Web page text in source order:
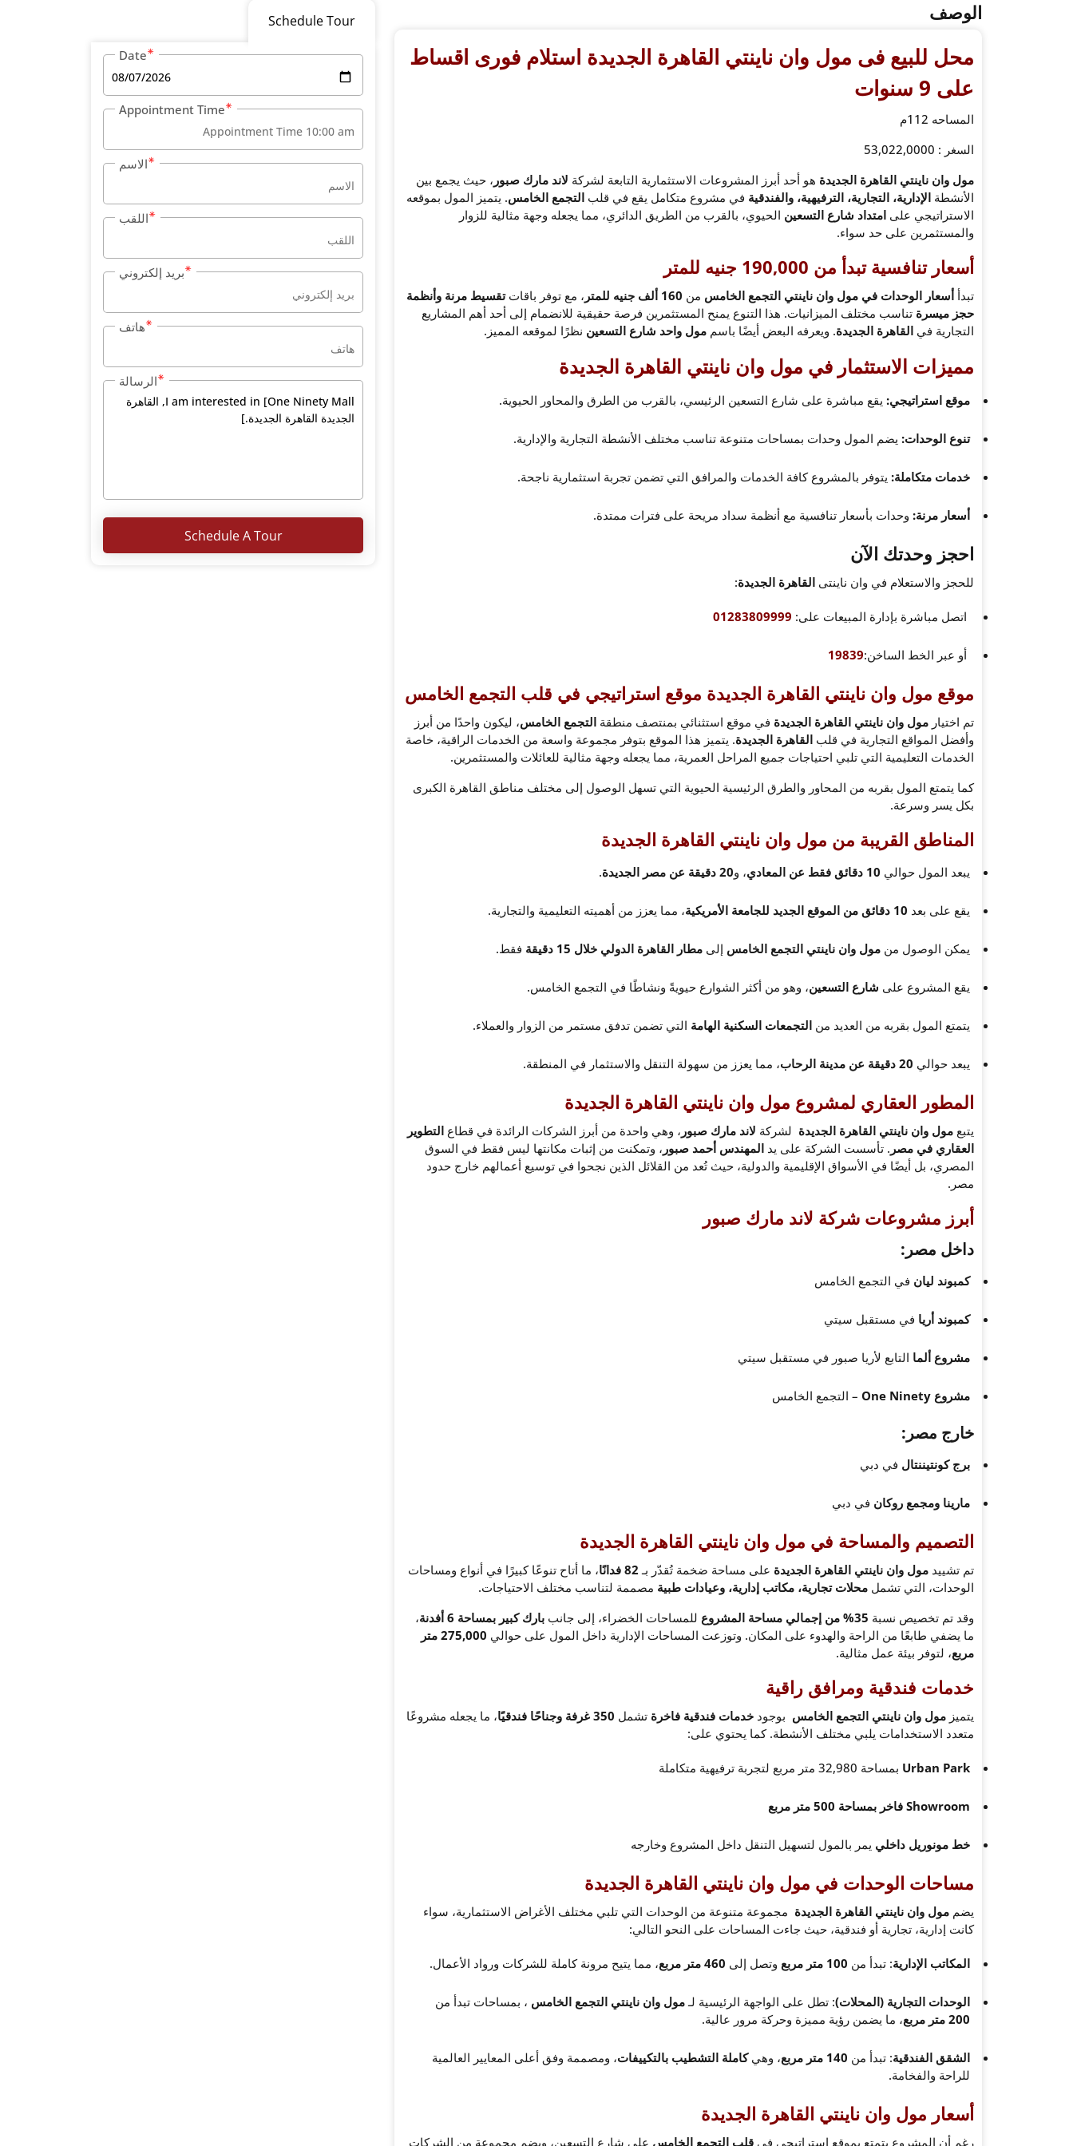
الوصف
محل للبيع فى مول وان ناينتي القاهرة الجديدة استلام فورى اقساط
على 9 سنوات
المساحه 112م
السغر : 53,022,0000
مول وان ناينتي القاهرة الجديدة هو أحد أبرز المشروعات الاستثمارية التابعة لشركة لاند مارك صبور ، حيث يجمع بين
الأنشطة الإدارية، التجارية، الترفيهية، والفندقية في مشروع متكامل يقع في قلب التجمع الخامس. يتميز المول بموقعه
الاستراتيجي على امتداد شارع التسعين الحيوي، بالقرب من الطريق الدائري، مما يجعله وجهة مثالية للزوار
والمستثمرين على حد سواء.
أسعار تنافسية تبدأ من 190,000 جنيه للمتر
تبدأ أسعار الوحدات في مول وان ناينتي التجمع الخامس من 160 ألف جنيه للمتر ، مع توفر باقاتتقسيط مرنة وأنظمة
حجز ميسرة تناسب مختلف الميزانيات. هذا التنوع يمنح المستثمرين فرصة حقيقية للانضمام إلى أحد أهم المشاريع
التجارية في القاهرة الجديدة. ويعرفه البعض أيضًا باسم مول واحد شارع التسعين نظرًا لموقعه المميز.
مميزات الاستثمار في مول وان ناينتي القاهرة الجديدة
موقع استراتيجي: يقع مباشرة على شارع التسعين الرئيسي، بالقرب من الطرق والمحاور الحيوية.
تنوع الوحدات: يضم المول وحدات بمساحات متنوعة تناسب مختلف الأنشطة التجارية والإدارية.
خدمات متكاملة: يتوفر بالمشروع كافة الخدمات والمرافق التي تضمن تجربة استثمارية ناجحة.
أسعار مرنة: وحدات بأسعار تنافسية مع أنظمة سداد مريحة على فترات ممتدة.
احجز وحدتك الآن
للحجز والاستعلام في وان ناينتى القاهرة الجديدة:
اتصل مباشرة بإدارة المبيعات على: 01283809999
أو عبر الخط الساخن:19839
موقع مول وان ناينتي القاهرة الجديدة موقع استراتيجي في قلب التجمع الخامس
تم اختيار مول وان ناينتي القاهرة الجديدة في موقع استثنائي بمنتصف منطقة التجمع الخامس، ليكون واحدًا من أبرز
وأفضل المواقع التجارية في قلب القاهرة الجديدة. يتميز هذا الموقع بتوفر مجموعة واسعة من الخدمات الراقية، خاصة
الخدمات التعليمية التي تلبي احتياجات جميع المراحل العمرية، مما يجعله وجهة مثالية للعائلات والمستثمرين.
كما يتمتع المول بقربه من المحاور والطرق الرئيسية الحيوية التي تسهل الوصول إلى مختلف مناطق القاهرة الكبرى
بكل يسر وسرعة.
المناطق القريبة من مول وان ناينتي القاهرة الجديدة
يبعد المول حوالي 10 دقائق فقط عن المعادي ، و20 دقيقة عن مصر الجديدة .
يقع على بعد 10 دقائق من الموقع الجديد للجامعة الأمريكية ، مما يعزز من أهميته التعليمية والتجارية.
يمكن الوصول من مول وان ناينتي التجمع الخامس إلى مطار القاهرة الدولي خلال 15 دقيقة فقط.
يقع المشروع على شارع التسعين، وهو من أكثر الشوارع حيويةً ونشاطًا في التجمع الخامس.
يتمتع المول بقربه من العديد من التجمعات السكنية الهامة التي تضمن تدفق مستمر من الزوار والعملاء.
يبعد حوالي 20 دقيقة عن مدينة الرحاب ، مما يعزز من سهولة التنقل والاستثمار في المنطقة.
المطور العقاري لمشروع مول وان ناينتي القاهرة الجديدة
يتبع مول وان ناينتي القاهرة الجديدة لشركة لاند مارك صبور ، وهي واحدة من أبرز الشركات الرائدة في قطاع التطوير
العقاري في مصر . تأسست الشركة على يد المهندس أحمد صبور ، وتمكنت من إثبات مكانتها ليس فقط في السوق
المصري، بل أيضًا في الأسواق الإقليمية والدولية، حيث تُعد من القلائل الذين نجحوا في توسيع أعمالهم خارج حدود
مصر.
أبرز مشروعات شركة لاند مارك صبور
داخل مصر:
كمبوند ليان في التجمع الخامس
كمبوند أريا في مستقبل سيتي
مشروع ألما التابع لأريا صبور في مستقبل سيتي
مشروع One Ninety – التجمع الخامس
خارج مصر:
برج كونتيننتال في دبي
مارينا ومجمع روكان في دبي
التصميم والمساحة في مول وان ناينتي القاهرة الجديدة
تم تشييد مول وان ناينتي القاهرة الجديدة على مساحة ضخمة تُقدّر بـ 82 فدانًا
، ما أتاح تنوعًا كبيرًا في أنواع ومساحات
الوحدات، التي تشمل محلات تجارية، مكاتب إدارية، وعيادات طبية مصممة لتناسب مختلف الاحتياجات.
وقد تم تخصيص نسبة 35% من إجمالي مساحة المشروع للمساحات الخضراء، إلى جانب بارك كبير بمساحة 6 أفدنة
،
ما يضفي طابعًا من الراحة والهدوء على المكان. وتوزعت المساحات الإدارية داخل المول على حوالي
275,000 متر
مربع، لتوفر بيئة عمل مثالية.
خدمات فندقية ومرافق راقية
يتميز مول وان ناينتي التجمع الخامس بوجود خدمات فندقية فاخرة تشمل 350 غرفة وجناحًا فندقيًا
، ما يجعله مشروعًا
متعدد الاستخدامات يلبي مختلف الأنشطة. كما يحتوي على:
Urban Park بمساحة 32,980 متر مربع لتجربة ترفيهية متكاملة
Showroom فاخر بمساحة 500 متر مربع
خط مونوريل داخلي يمر بالمول لتسهيل التنقل داخل المشروع وخارجه
مساحات الوحدات في مول وان ناينتي القاهرة الجديدة
يضم مول وان ناينتي القاهرة الجديدة مجموعة متنوعة من الوحدات التي تلبي مختلف الأغراض الاستثمارية، سواء
كانت إدارية، تجارية أو فندقية، حيث جاءت المساحات على النحو التالي:
المكاتب الإدارية: تبدأ من 100 متر مربع وتصل إلى 460 متر مربع ، مما يتيح مرونة كاملة للشركات ورواد الأعمال.
الوحدات التجارية (المحلات): تطل على الواجهة الرئيسية لـمول وان ناينتي التجمع الخامس ، بمساحات تبدأ من
200 متر مربع
، ما يضمن رؤية مميزة وحركة مرور عالية.
الشقق الفندقية: تبدأ من 140 متر مربع ، وهيكاملة التشطيب بالتكييفات، ومصممة وفق أعلى المعايير العالمية
للراحة والفخامة.
أسعار مول وان ناينتي القاهرة الجديدة
رغم أن المشروع يتمتع بموقع استراتيجي في قلب التجمع الخامس على شارع التسعين، ويضم مجموعة من الشركات
Schedule Tour
Date
Appointment Time
الاسم
اللقب
بريد إلكتروني
هاتف
الرسالة
Schedule A Tour